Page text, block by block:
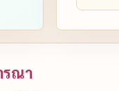
รณา